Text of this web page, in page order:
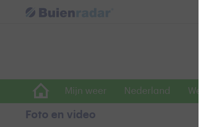
Mijn weer Nederland
Foto en video